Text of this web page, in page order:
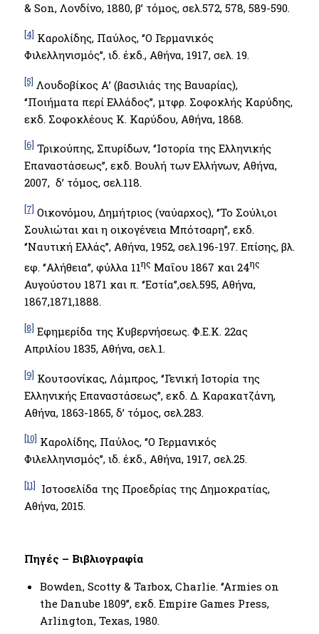
& Son, Λονδίνο, 1880, β’ τόμος, σελ.572, 578, 589-590.
[4] Καρολίδης, Παύλος, ‘’Ο Γερμανικός
Φιλελληνισμός’’, ιδ. έκδ., Αθήνα, 1917, σελ. 19.
[5] Λουδοβίκος Α’ (βασιλιάς της Βαυαρίας),
‘’Ποιήματα περί Ελλάδος’’, μτφρ. Σοφοκλής Καρύδης,
εκδ. Σοφοκλέους Κ. Καρύδου, Αθήνα, 1868.
[6] Τρικούπης, Σπυρίδων, ‘’Ιστορία της Ελληνικής
Επαναστάσεως’’, εκδ. Βουλή των Ελλήνων, Αθήνα,
2007, δ’ τόμος, σελ.118.
[7] Οικονόμου, Δημήτριος (ναύαρχος), ‘’Το Σούλι,οι
Σουλιώται και η οικογένεια Μπότσαρη’’, εκδ.
‘’Ναυτική Ελλάς’’, Αθήνα, 1952, σελ.196-197. Επίσης, βλ.
εφ. ‘’Αλήθεια’’, φύλλα 11ης Μαΐου 1867 και 24ης
Αυγούστου 1871 και π. ‘’Εστία’’,σελ.595, Αθήνα,
1867,1871,1888.
[8] Εφημερίδα της Κυβερνήσεως. Φ.Ε.Κ. 22ας
Απριλίου 1835, Αθήνα, σελ.1.
[9] Κουτσονίκας, Λάμπρος, ‘’Γενική Ιστορία της
Ελληνικής Επαναστάσεως’’, εκδ. Δ. Καρακατζάνη,
Αθήνα, 1863-1865, δ’ τόμος, σελ.283.
[10] Καρολίδης, Παύλος, ‘’Ο Γερμανικός
Φιλελληνισμός’’, ιδ. έκδ., Αθήνα, 1917, σελ.25.
[11]
Ιστοσελίδα της Προεδρίας της Δημοκρατίας,
Αθήνα, 2015.
Πηγές – Βιβλιογραφία
Bowden, Scotty & Tarbox, Charlie. ‘’Armies on
the Danube 1809’’, εκδ. Empire Games Press,
Arlington, Texas, 1980.